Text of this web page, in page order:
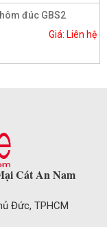
đúc GBS2
Giá: Liên hệ
Cát An Nam
Đức, TPHCM